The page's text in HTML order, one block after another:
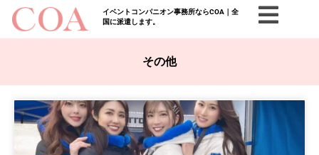
イベントコンパニオン事務所ならCOA｜全
国に派遣します。
その他